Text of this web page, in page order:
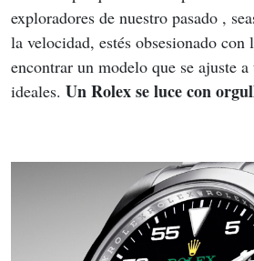
exploradores de nuestro pasado ,
la velocidad, estés obsesionado
encontrar un modelo que se ajuste
ideales. Un Rolex se luce con